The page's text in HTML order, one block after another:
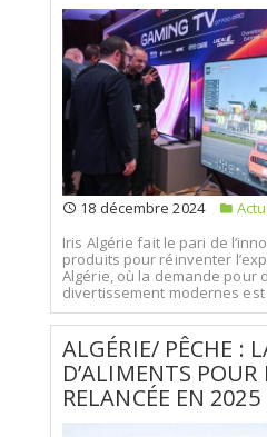
18 décembre 2024
Iris Algérie fait le pari de
produits pour réinventer
Algérie, où la demande pour
divertissement modernes
ALGÉRIE/ PÊCHE :
D’ALIMENTS POUR
RELANCÉE EN 2025